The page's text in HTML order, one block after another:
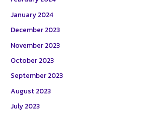
January 2024
December 2023
November 2023
October 2023
September 2023
August 2023
July 2023